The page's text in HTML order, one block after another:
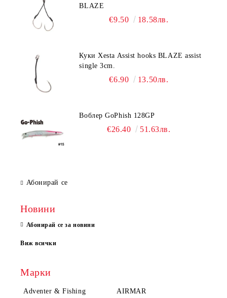
BLAZE
€9.50 18.58лв.
Куки Xesta Assist hooks BLAZE assist
single 3cm.
€6.90 13.50лв.
Воблер GoPhish 128GP
€26.40 51.63лв.
Абонирай се
Новини
Абонирай се за новини
Виж всички
Марки
Adventer & Fishing AIRMAR